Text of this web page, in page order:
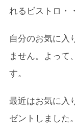
れるビストロ・
自分のお気に入
ません。よって
す。
最近はお気に入
ゼントしました。